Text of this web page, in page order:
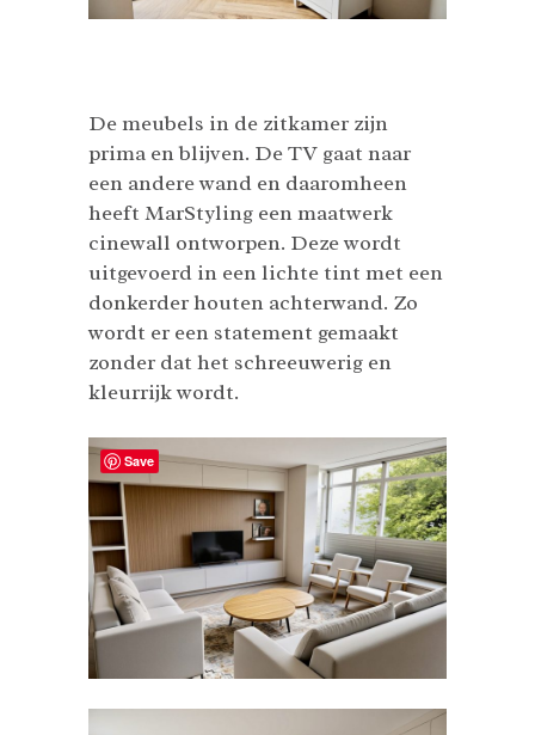
De meubels in de zitkamer zijn
prima en blijven. De TV gaat naar
een andere wand en daaromheen
heeft MarStyling een maatwerk
cinewall ontworpen. Deze wordt
uitgevoerd in een lichte tint met een
donkerder houten achterwand. Zo
wordt er een statement gemaakt
zonder dat het schreeuwerig en
kleurrijk wordt.
Save